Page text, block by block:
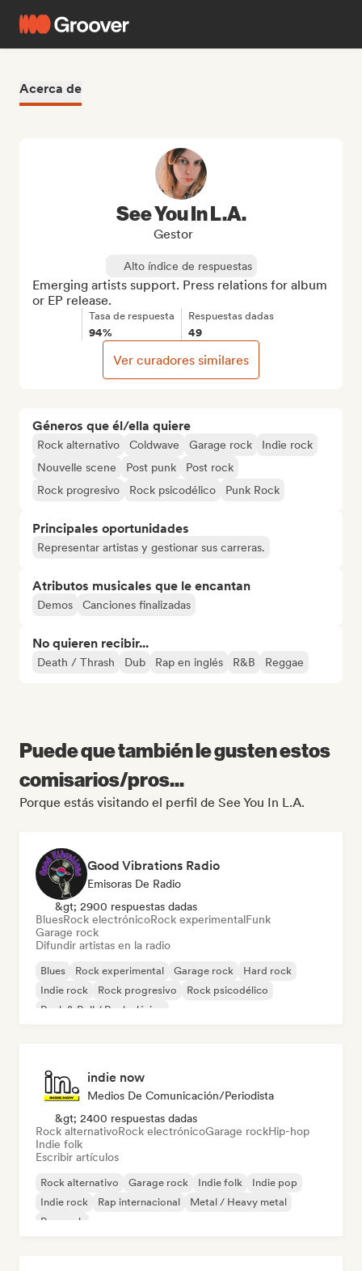
Acerca de
Géneros que él/ella quiere
Rock alternativo Coldwave Garage rock
Indie rock
Nouvelle scene
Post punk
Post rock
Rock progresivo
Rock psicodélico Punk Rock
Principales oportunidades
Representar artistas y gestionar sus carreras.
Atributos musicales que le encantan
Demos Canciones finalizadas
No quieren recibir...
Death / Thrash Dub Rap en inglés R&B Reggae
See You In L.A.
Gestor
Alto índice de respuestas
Emerging artists support. Press relations for album
or EP release.
Tasa de respuesta
94%
Respuestas dadas
49
Ver curadores similares
Puede que también le gusten estos
comisarios/pros...
Porque estás visitando el perfil de See You In L.A.
Good Vibrations Radio
Emisoras De Radio
&gt; 2900 respuestas dadas
BluesRock electrónicoRock experimentalFunk
Garage rock
Difundir artistas en la radio
Blues Rock experimental Garage rock
Hard rock
Indie rock
Rock progresivo
Rock psicodélico
Rock & Roll / Rock clásico
indie now
Medios De Comunicación/Periodista
&gt; 2400 respuestas dadas
Rock alternativoRock electrónicoGarage rockHip-hop
Indie folk
Escribir artículos
Rock alternativo Garage rock Indie folk
Indie pop
Indie rock
Rap internacional
Metal / Heavy metal
Pop rock